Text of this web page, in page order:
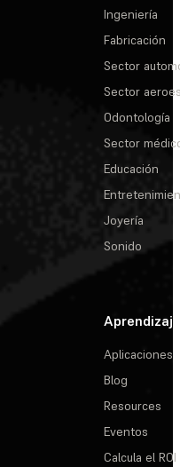
Ingeniería
Fabricación
Sector
Sector
Odontología
Sector
Educación
Joyería
Sonido
Aprendizaje
Aplicaciones
Blog
Resources
Eventos
Calcula el ROI